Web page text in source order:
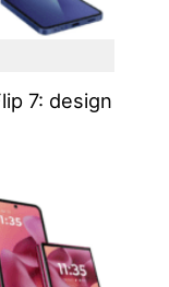
7: design